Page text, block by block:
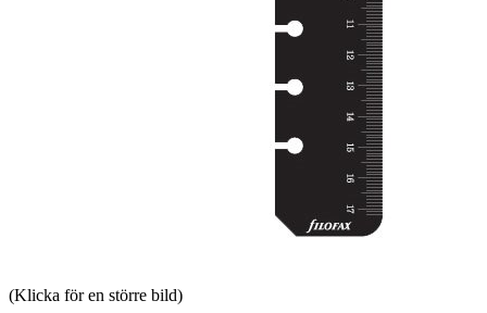
(Klicka för en större bild)